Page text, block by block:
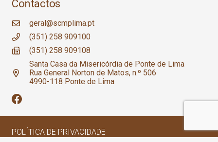
Contactos
geral@scmplima.pt
(351) 258 909100
(351) 258 909108
Santa Casa da Misericórdia de Ponte de Lima
Rua General Norton de Matos, n.º 506
4990-118 Ponte de Lima
POLÍTICA DE PRIVACIDADE